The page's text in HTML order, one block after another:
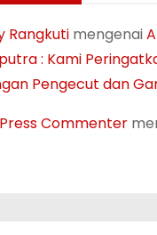
Rangkuti mengenai
: Kami
Pengecut dan
Commenter